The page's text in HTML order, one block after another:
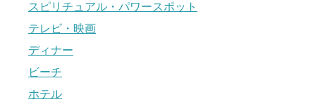
スピリチュアル・パワースポット
テレビ・映画
ディナー
ビーチ
ホテル